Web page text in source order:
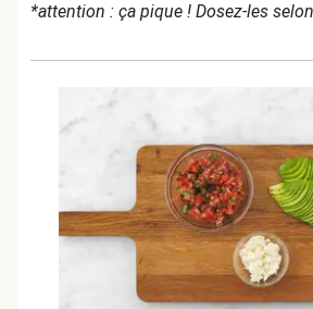
*attention : ça pique ! Dosez-les